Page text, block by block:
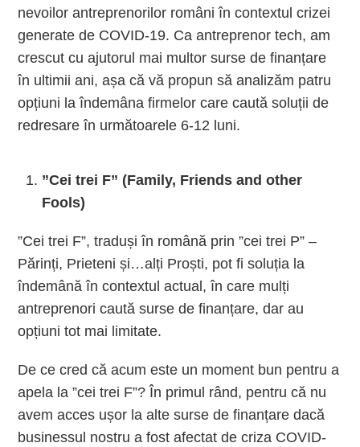
nevoilor antreprenorilor români în contextul crizei
generate de COVID-19. Ca antreprenor tech, am
crescut cu ajutorul mai multor surse de finanțare
în ultimii ani, așa că vă propun să analizăm patru
opțiuni la îndemâna firmelor care caută soluții de
redresare în următoarele 6-12 luni.
”Cei trei F” (Family, Friends and other
Fools)
”Cei trei F”, traduși în română prin ”cei trei P” –
Părinți, Prieteni și…alți Proști, pot fi soluția la
îndemână în contextul actual, în care mulți
antreprenori caută surse de finanțare, dar au
opțiuni tot mai limitate.
De ce cred că acum este un moment bun pentru a
apela la ”cei trei F”? În primul rând, pentru că nu
avem acces ușor la alte surse de finanțare dacă
businessul nostru a fost afectat de criza COVID-